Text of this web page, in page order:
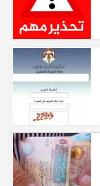
أن لا يتعدى الدخل السنوي لرب الأسرة عن 12000 دينار